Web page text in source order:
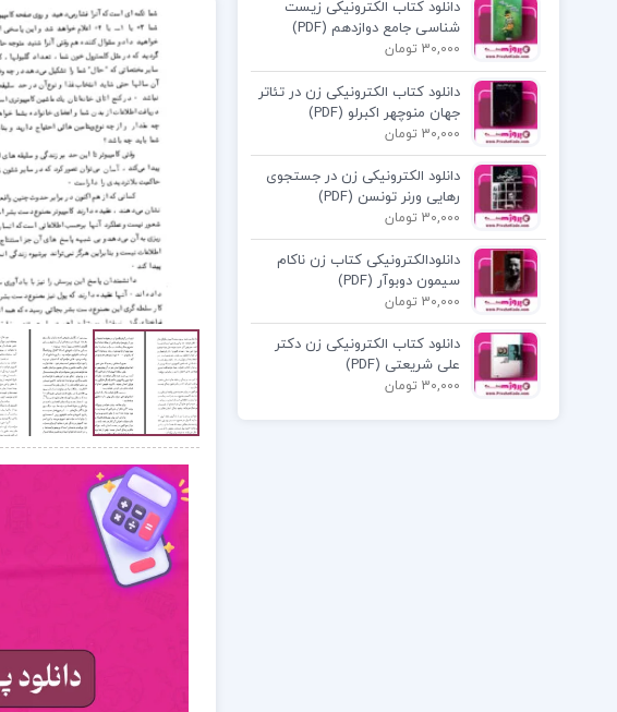
دانلود کتاب الکترونیکی زیست
شناسی جامع دوازدهم (PDF)
30,000 تومان
دانلود کتاب الکترونیکی زن در تئاتر
جهان منوچهر اکبرلو (PDF)
30,000 تومان
دانلود الکترونیکی زن در جستجوی
رهایی ورنر تونسن (PDF)
30,000 تومان
دانلودالکترونیکی کتاب زن ناکام
سیمون دوبوآر (PDF)
30,000 تومان
دانلود کتاب الکترونیکی زن دکتر
علی شریعتی (PDF)
30,000 تومان